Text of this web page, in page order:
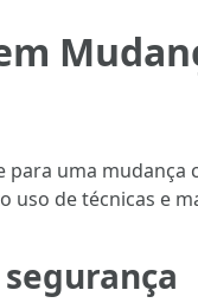
uma mudança
uso de técnicas e